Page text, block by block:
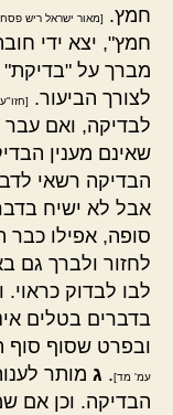
חמץ.
[מאור ישראל ריש
חמץ", יצא ידי
מברך על
לצורך הביעור.
לבדיקה, ואם
שאינם מענין
הבדיקה רשאי
אבל לא ישיח
סופה, אפילו כבר
לחזור ולברך גם
לבו לבדוק
בדברים בטלים
ובפרט שסוף סוף
עמ' מד]. ג מותר
הבדיקה. וכן אם